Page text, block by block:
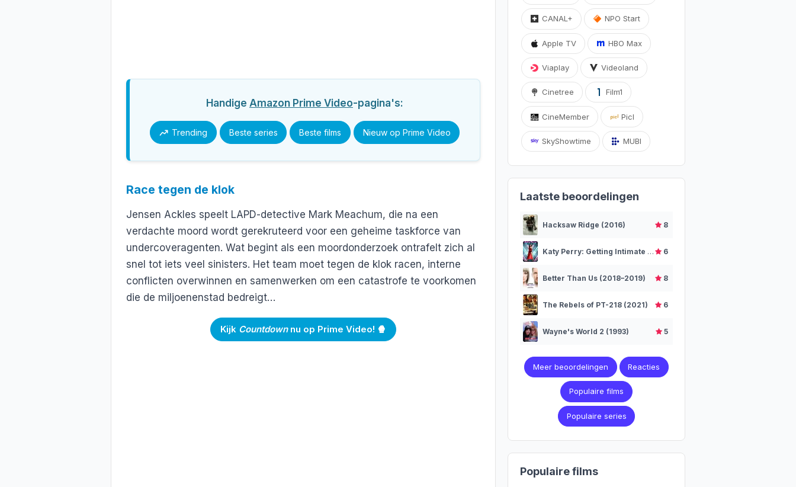
Handige Amazon Prime Video-pagina's:
Trending Beste series Beste films Nieuw op Prime Video
Race tegen de klok
Jensen Ackles speelt LAPD-detective Mark Meachum, die na een
verdachte moord wordt gerekruteerd voor een geheime taskforce van
undercoveragenten. Wat begint als een moordonderzoek ontrafelt zich al
snel tot iets veel sinisters. Het team moet tegen de klok racen, interne
conflicten overwinnen en samenwerken om een catastrofe te voorkomen
die de miljoenenstad bedreigt…
Kijk Countdownnu op Prime Video! 🍿
CANAL+ NPO Start
Apple TV HBO Max
Viaplay Videoland
Cinetree Film1
CineMember Picl
SkyShowtime MUBI
Laatste beoordelingen
Hacksaw Ridge (2016) 8
Katy Perry: Getting Intimate (2014) 6
Better Than Us (2018–2019) 8
The Rebels of PT-218 (2021) 6
Wayne's World 2 (1993) 5
Meer beoordelingen Reacties
Populaire films
Populaire series
Populaire films